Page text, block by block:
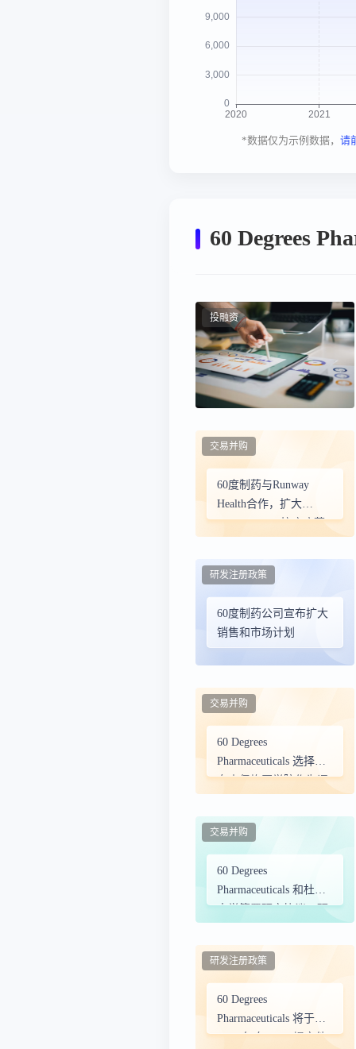
*数据仅为示例数据， 请
60 Degrees
投融资
60度制药与Runway
Health合作，扩大
ARAKODA®抗疟疾药
交易并购
60度制药公司宣布扩大
销售和市场计划
研发注册政策
60 Degrees
Pharmaceuticals 选择西
奈山伊坎医学院作为评
贝虫病的 II 期研究的中
心临床试验地点
交易并购
60 Degrees
Pharmaceuticals 和杜兰
大学签署研究协议，研
和巴尔通体细菌
交易并购
60 Degrees
Pharmaceuticals 将于
2025 年向 FDA 提交他
研发注册政策